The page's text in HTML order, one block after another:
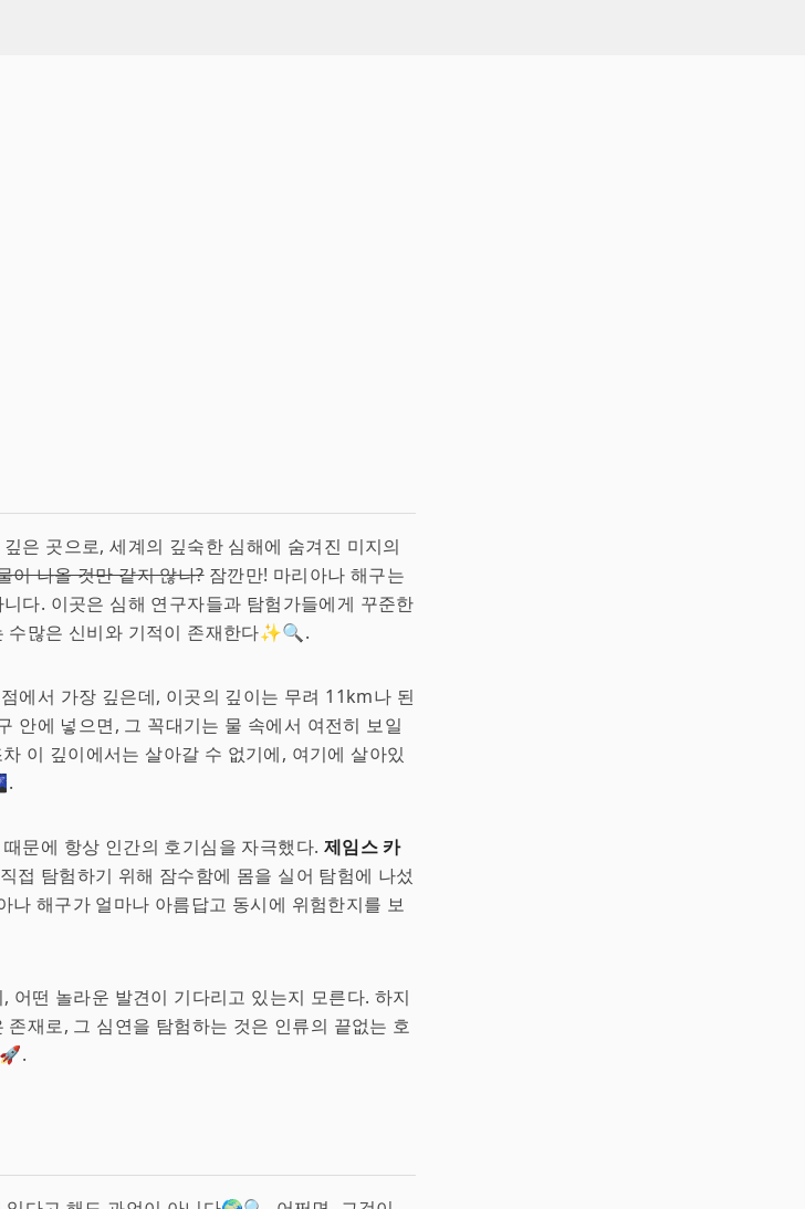
은 곳으로, 세계의 깊숙한 심해에 숨겨진 미지의
이 나올 것만 같지 않나?잠깐만! 마리아나 해구는
다. 이곳은 심해 연구자들과 탐험가들에게 꾸준한
수많은 신비와 기적이 존재한다✨🔍.
에서 가장 깊은데, 이곳의 깊이는 무려 11km나 된
안에 넣으면, 그 꼭대기는 물 속에서 여전히 보일
이 깊이에서는 살아갈 수 없기에, 여기에 살아있
문에 항상 인간의 호기심을 자극했다. 제임스 카
접 탐험하기 위해 잠수함에 몸을 실어 탐험에 나섰
해구가 얼마나 아름답고 동시에 위험한지를 보
어떤 놀라운 발견이 기다리고 있는지 모른다. 하지
존재로, 그 심연을 탐험하는 것은 인류의 끝없는 호